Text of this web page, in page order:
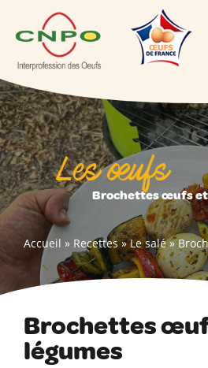
Les œufs
Brochettes œufs
Accueil » Recettes»Le salé»
Brochettes
légumes